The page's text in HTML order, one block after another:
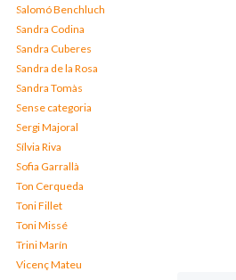
Salomó Benchluch
Sandra Codina
Sandra Cuberes
Sandra de la Rosa
Sandra Tomàs
Sense categoria
Sergi Majoral
Sílvia Riva
Sofia Garrallà
Ton Cerqueda
Toni Fillet
Toni Missé
Trini Marín
Vicenç Mateu